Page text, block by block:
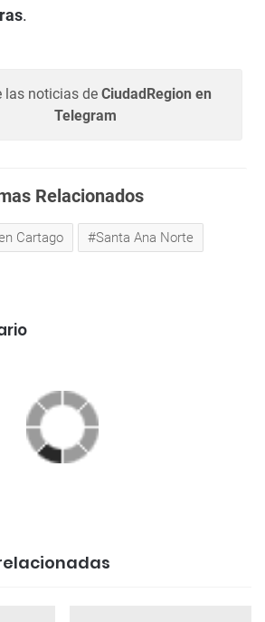
.
las noticias de CiudadRegion en
Telegram
Relacionados
Cartago Santa Ana Norte